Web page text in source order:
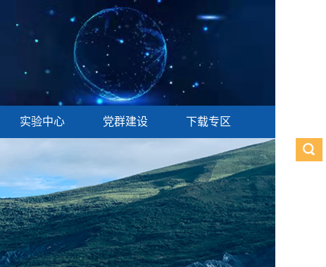
实验中心 党群建设 下载专区